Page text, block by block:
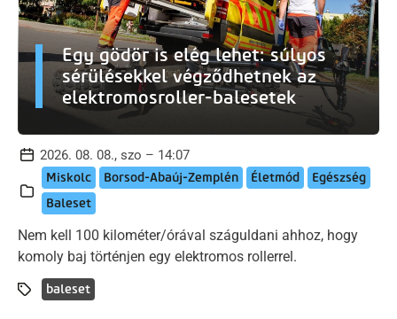
Egy gödör is elég lehet: súlyos
sérülésekkel végződhetnek az
elektromosroller-balesetek
2026. 08. 08., szo – 14:07
Miskolc Borsod-Abaúj-Zemplén Életmód
Egészség
Baleset
Nem kell 100 kilométer/órával száguldani ahhoz, hogy
komoly baj történjen egy elektromos rollerrel.
baleset